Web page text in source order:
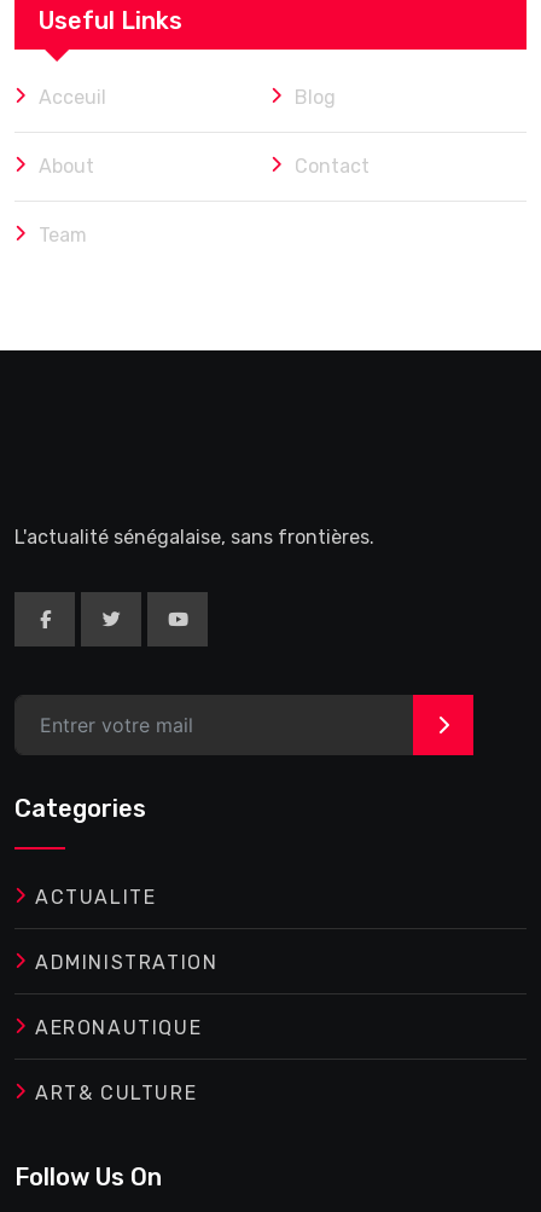
Useful Links
Acceuil Blog
About Contact
Team
L'actualité sénégalaise, sans frontières.
>
Categories
ACTUALITE
ADMINISTRATION
AERONAUTIQUE
ART& CULTURE
Follow Us On